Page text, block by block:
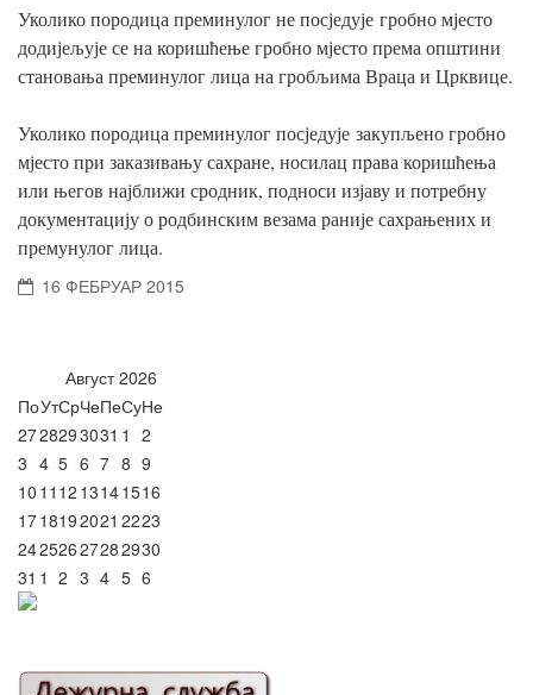
Уколико породица преминулог не посједује гробно мјесто
додијељује се на коришћење гробно мјесто према општини
становања преминулог лица на гробљима Враца и Црквице.
Уколико породица преминулог посједује закупљено гробно
мјесто при заказивању сахране, носилац права коришћења
или његов најближи сродник, подноси изјаву и потребну
документацију о родбинским везама раније сахрањених и
премунулог лица.
16 ФЕБРУАР 2015
Август 2026
ПоУтСрЧеПеСуНе
2728293031 1 2
3 4 5 6 7 8 9
10 11 12 13141516
1718192021 2223
24252627282930
31 1 2 3 4 5 6